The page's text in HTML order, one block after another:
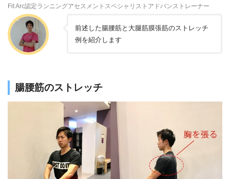
Fit Arc認定ランニングアセスメントスペシャリストアドバンストレーナー
前述した腸腰筋と大腿筋膜張筋のストレッチ
例を紹介します
腸腰筋のストレッチ